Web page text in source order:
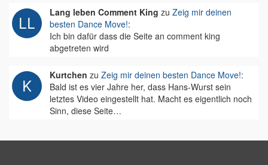
Lang leben Comment King zu Zeig mir deinen
besten Dance Move!:
Ich bin dafür dass die Seite an comment king
abgetreten wird
Kurtchen zu Zeig mir deinen besten Dance Move!:
Bald ist es vier Jahre her, dass Hans-Wurst sein
letztes Video eingestellt hat. Macht es eigentlich noch
Sinn, diese Seite…